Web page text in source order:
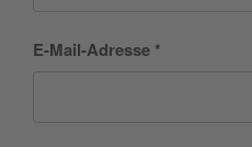
E-Mail-Adresse *